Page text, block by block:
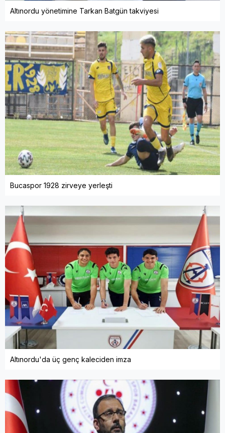
Altınordu yönetimine Tarkan Batgün takviyesi
Bucaspor 1928 zirveye yerleşti
Altınordu'da üç genç kaleciden imza